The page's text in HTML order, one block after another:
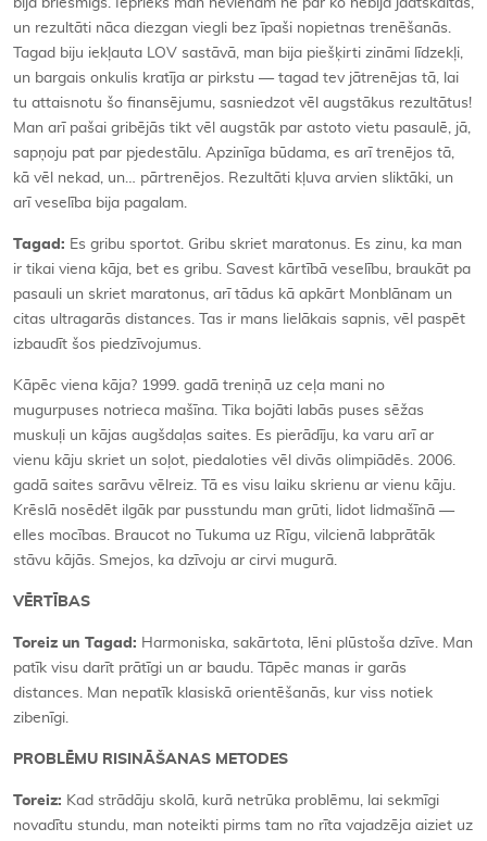
bija briesmīgs. Iepriekš man nevienam ne par ko nebija jāatskaitās,
un rezultāti nāca diezgan viegli bez īpaši nopietnas trenēšanās.
Tagad biju iekļauta LOV sastāvā, man bija piešķirti zināmi līdzekļi,
un bargais onkulis kratīja ar pirkstu — tagad tev jātrenējas tā, lai
tu attaisnotu šo finansējumu, sasniedzot vēl augstākus rezultātus!
Man arī pašai gribējās tikt vēl augstāk par astoto vietu pasaulē, jā,
sapņoju pat par pjedestālu. Apzinīga būdama, es arī trenējos tā,
kā vēl nekad, un… pārtrenējos. Rezultāti kļuva arvien sliktāki, un
arī veselība bija pagalam.
Tagad: Es gribu sportot. Gribu skriet maratonus. Es zinu, ka man
ir tikai viena kāja, bet es gribu. Savest kārtībā veselību, braukāt pa
pasauli un skriet maratonus, arī tādus kā apkārt Monblānam un
citas ultragarās distances. Tas ir mans lielākais sapnis, vēl paspēt
izbaudīt šos piedzīvojumus.
Kāpēc viena kāja? 1999. gadā treniņā uz ceļa mani no
mugurpuses notrieca mašīna. Tika bojāti labās puses sēžas
muskuļi un kājas augšdaļas saites. Es pierādīju, ka varu arī ar
vienu kāju skriet un soļot, piedaloties vēl divās olimpiādēs. 2006.
gadā saites sarāvu vēlreiz. Tā es visu laiku skrienu ar vienu kāju.
Krēslā nosēdēt ilgāk par pusstundu man grūti, lidot lidmašīnā —
elles mocības. Braucot no Tukuma uz Rīgu, vilcienā labprātāk
stāvu kājās. Smejos, ka dzīvoju ar cirvi mugurā.
VĒRTĪBAS
Toreiz un Tagad: Harmoniska, sakārtota, lēni plūstoša dzīve. Man
patīk visu darīt prātīgi un ar baudu. Tāpēc manas ir garās
distances. Man nepatīk klasiskā orientēšanās, kur viss notiek
zibenīgi.
PROBLĒMU RISINĀŠANAS METODES
Toreiz: Kad strādāju skolā, kurā netrūka problēmu, lai sekmīgi
novadītu stundu, man noteikti pirms tam no rīta vajadzēja aiziet uz